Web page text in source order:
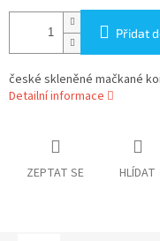
Přidat
české skleněné mačkané
Detailní informace
ZEPTAT SE HLÍDAT